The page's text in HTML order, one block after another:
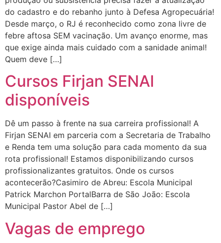
do cadastro e do rebanho junto à Defesa Agropecuária!
Desde março, o RJ é reconhecido como zona livre de
febre aftosa SEM vacinação. Um avanço enorme, mas
que exige ainda mais cuidado com a sanidade animal!
Quem deve […]
Cursos Firjan SENAI
disponíveis
Dê um passo à frente na sua carreira profissional! A
Firjan SENAI em parceria com a Secretaria de Trabalho
e Renda tem uma solução para cada momento da sua
rota profissional! Estamos disponibilizando cursos
profissionalizantes gratuitos. Onde os cursos
acontecerão?Casimiro de Abreu: Escola Municipal
Patrick Marchon PortalBarra de São João: Escola
Municipal Pastor Abel de […]
Vagas de emprego